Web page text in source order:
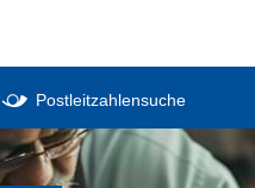
Postleitzahlensuche